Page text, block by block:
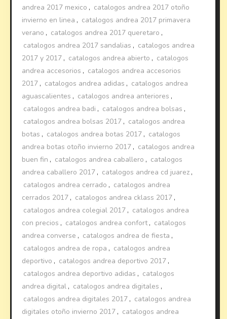
andrea 2017 mexico , catalogos andrea 2017 otoño
invierno en linea , catalogos andrea 2017 primavera
verano , catalogos andrea 2017 queretaro ,
catalogos andrea 2017 sandalias , catalogos andrea
2017 y 2017 , catalogos andrea abierto , catalogos
andrea accesorios , catalogos andrea accesorios
2017 , catalogos andrea adidas , catalogos andrea
aguascalientes , catalogos andrea anteriores ,
catalogos andrea badi , catalogos andrea bolsas ,
catalogos andrea bolsas 2017 , catalogos andrea
botas , catalogos andrea botas 2017 , catalogos
andrea botas otoño invierno 2017 , catalogos andrea
buen fin , catalogos andrea caballero , catalogos
andrea caballero 2017 , catalogos andrea cd juarez ,
catalogos andrea cerrado , catalogos andrea
cerrados 2017 , catalogos andrea cklass 2017 ,
catalogos andrea colegial 2017 , catalogos andrea
con precios , catalogos andrea confort, catalogos
andrea converse , catalogos andrea de fiesta ,
catalogos andrea de ropa , catalogos andrea
deportivo , catalogos andrea deportivo 2017 ,
catalogos andrea deportivo adidas , catalogos
andrea digital , catalogos andrea digitales ,
catalogos andrea digitales 2017 , catalogos andrea
digitales otoño invierno 2017 , catalogos andrea